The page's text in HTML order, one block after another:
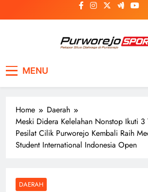
to
MENU
Home
Daerah
Meski Didera Kelelahan Nonstop Ikuti 3
Pesilat Cilik Purworejo Kembali Raih
Student International Indonesia Open
DAERAH